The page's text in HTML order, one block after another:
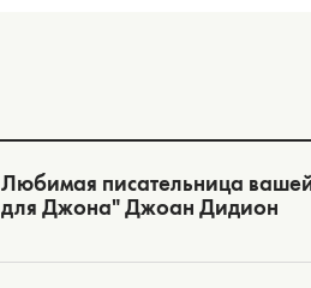
Любимая писательница
для Джона" Джоан Дидион